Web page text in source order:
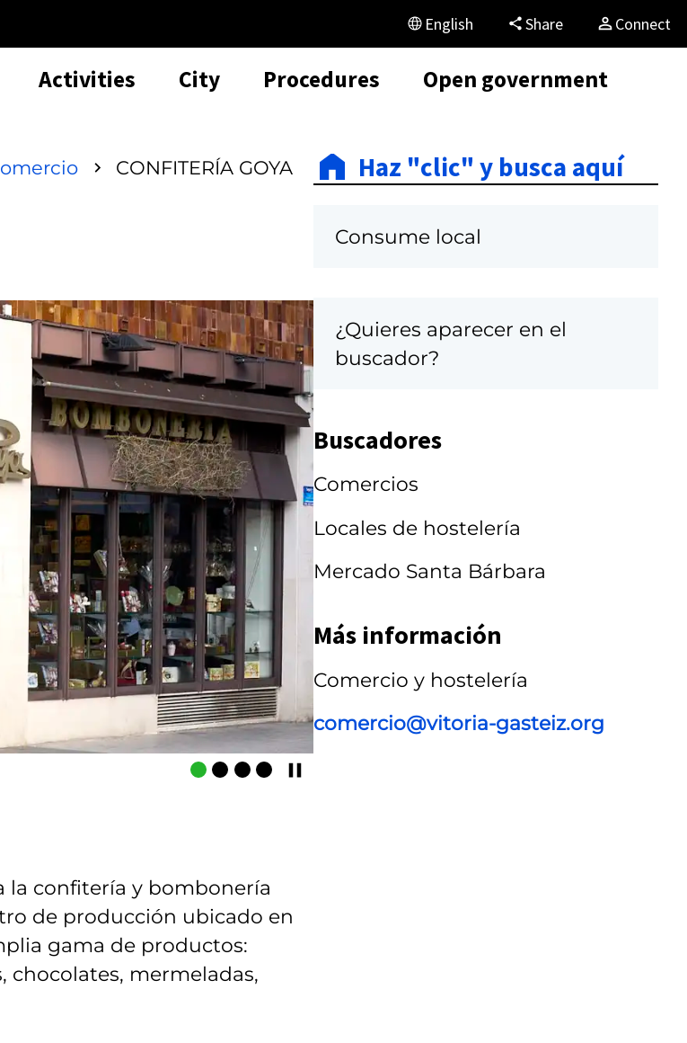
English Share Connect
Activities City Procedures Open government
CONFITERÍA GOYA
C
a
r
r
u
s
e
la confitería y bombonería
de producción ubicado en
gama de productos:
chocolates, mermeladas,
Haz "clic" y busca aquí
Consume local
¿Quieres aparecer en el
buscador?
Buscadores
Comercios
Locales de hostelería
Mercado Santa Bárbara
Más información
Comercio y hostelería
comercio@vitoria-gasteiz.org